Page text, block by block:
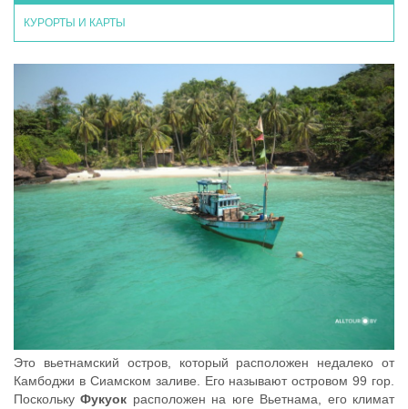
КУРОРТЫ И КАРТЫ
Это вьетнамский остров, который расположен недалеко от
Камбоджи в Сиамском заливе. Его называют островом 99 гор.
ПосколькуФукуок расположен на юге Вьетнама, его климат